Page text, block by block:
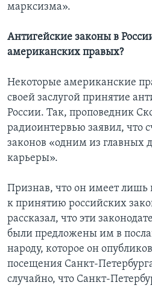
марксизма».
Антигейские законы в
американских правых?
Некоторые американские
своей заслугой принятие
России. Так, проповедник
радиоинтервью заявил, что
законов «одним из главных
карьеры».
Признав, что он имеет лишь
к принятию российских
рассказал, что эти
были предложены им в
народу, которое он
посещения Санкт-
случайно, что Санкт-